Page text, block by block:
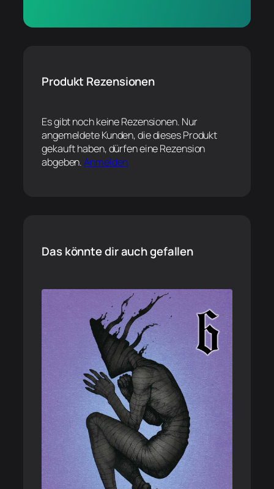
Produkt Rezensionen
Es gibt noch keine Rezensionen. Nur
angemeldete Kunden, die dieses Produkt
gekauft haben, dürfen eine Rezension
abgeben.Anmelden
Das könnte dir auch gefallen